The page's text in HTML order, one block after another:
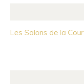
Les Salons de la Cour